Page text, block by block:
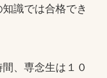
識では合格でき
、専念生は１０